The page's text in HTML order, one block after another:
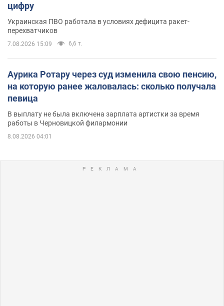
цифру
Украинская ПВО работала в условиях дефицита ракет-
перехватчиков
7.08.2026 15:09 6,6 т.
Аурика Ротару через суд изменила свою пенсию,
на которую ранее жаловалась: сколько получала
певица
В выплату не была включена зарплата артистки за время
работы в Черновицкой филармонии
8.08.2026 04:01